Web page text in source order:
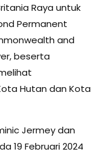
Raya untuk
Permanent
and
beserta
Hutan dan Kota
Jermey dan
19 Februari 2024